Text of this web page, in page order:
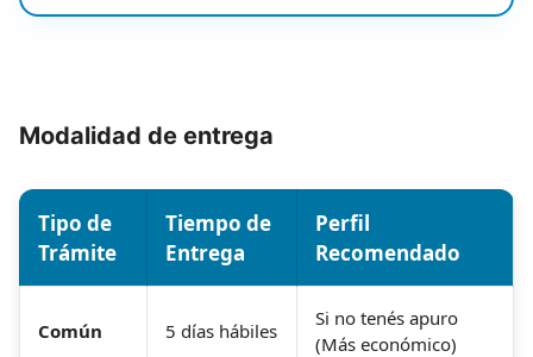
Modalidad de entrega
Tipo de
Trámite
Tiempo de
Entrega
Perfil
Recomendado
Común 5 días hábiles
Si no tenés apuro
(Más económico)